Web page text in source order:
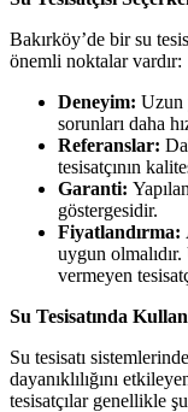
Bakırköy’de bir su
önemli noktalar vardır:
Deneyim: Uzun
sorunları daha
Referanslar:
tesisatçının
Garanti:
göstergesidir.
Fiyatlandırma:
uygun
vermeyen
Su Tesisatında
Su tesisatı
dayanıklılığını
tesisatçılar genellikle